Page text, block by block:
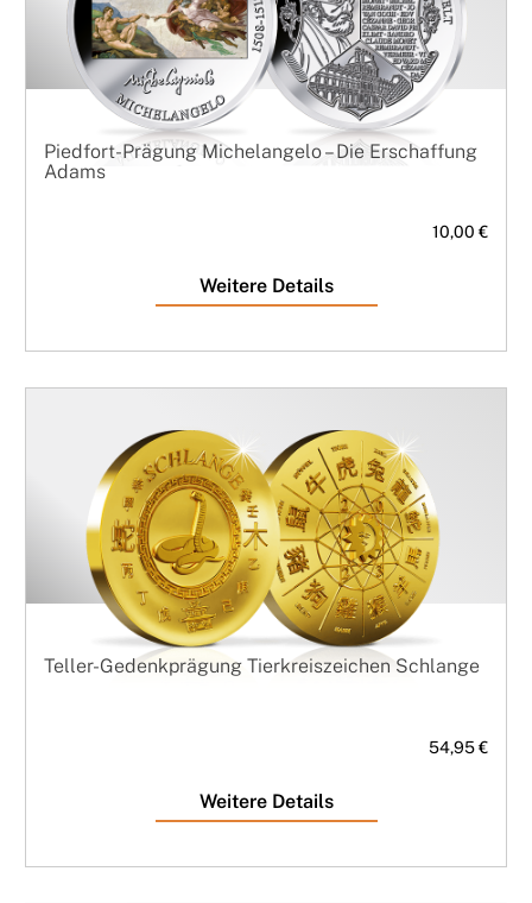
Piedfort-Prägung Michelangelo – Die Erschaffung
Adams
10,00 €
Weitere Details
Teller-Gedenkprägung Tierkreiszeichen Schlange
54,95 €
Weitere Details